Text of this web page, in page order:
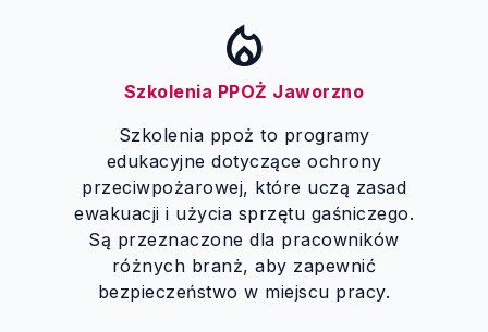
local_fire_department
Szkolenia PPOŻ Jaworzno
Szkolenia ppoż to programy
edukacyjne dotyczące ochrony
przeciwpożarowej, które uczą zasad
ewakuacji i użycia sprzętu gaśniczego.
Są przeznaczone dla pracowników
różnych branż, aby zapewnić
bezpieczeństwo w miejscu pracy.